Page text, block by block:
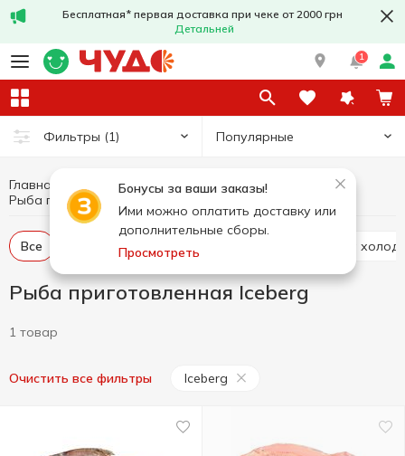
Бесплатная* первая доставка при чеке от 2000 грн
Детальней
1
Фильтры (1) Популярные
Бонусы за ваши заказы!
Ими можно оплатить доставку или
дополнительные сборы.
Просмотреть
Главная
Рыба и морепродукты
Рыба приготовленная
Все Пресервы Рыба
Рыба приготовленная Iceberg
1 товар
Очистить все фильтры Iceberg